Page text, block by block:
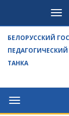
БЕЛОРУССКИЙ
ТАНКА
Университет